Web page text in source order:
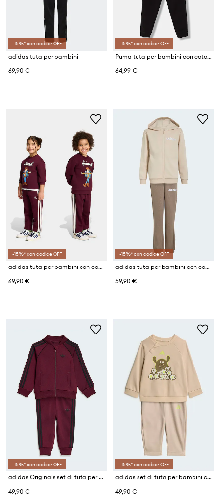
-15%* con codice OFF
adidas tuta per bambini
69,90 €
-15%* con codice OFF
Puma tuta per bambini con cotone ESS No.1 Logo Crew Sweat Suit
64,99 €
-15%* con codice OFF
adidas tuta per bambini con cotone PIXAR TOY STORY
69,90 €
-15%* con codice OFF
adidas tuta per bambini con cotone
59,90 €
-15%* con codice OFF
adidas Originals set di tuta per bambini
49,90 €
-15%* con codice OFF
adidas set di tuta per bambini con cotone
49,90 €